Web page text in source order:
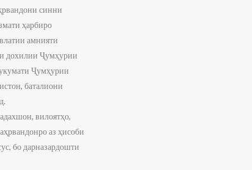
синни
ҳарбиро
амнияти
дохилии Ҷумҳурии
Ҷумҳурии
баталиони
вилоятҳо,
аз ҳисоби
бо дарназардошти